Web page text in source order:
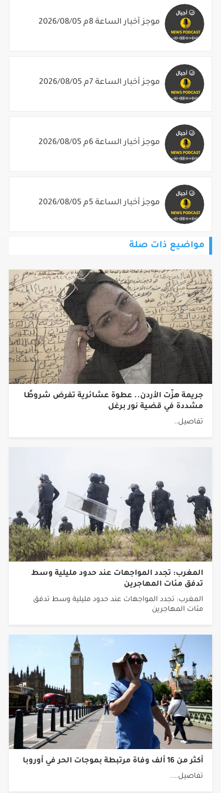
موجز أخبار الساعة 8م 2026/08/05
موجز أخبار الساعة 7م 2026/08/05
موجز أخبار الساعة 6م 2026/08/05
موجز أخبار الساعة 5م 2026/08/05
مواضيع ذات صلة
جريمة هزّت الأردن.. عطوة عشائرية تفرض شروطًا
مشددة في قضية نور برغل
تفاصيل..
المغرب: تجدد المواجهات عند حدود مليلية وسط
تدفق مئات المهاجرين
المغرب: تجدد المواجهات عند حدود مليلية وسط تدفق
مئات المهاجرين
أكثر من 16 ألف وفاة مرتبطة بموجات الحر في أوروبا
تفاصيل....